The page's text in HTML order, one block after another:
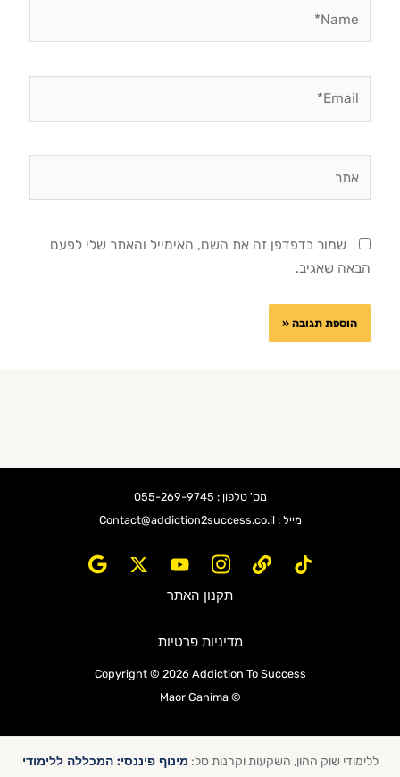
שמור בדפדפן זה את השם, האימייל והאתר שלי לפעם
הבאה שאגיב.
מס' טלפון : 055-269-9745
מייל : Contact@addiction2success.co.il
תקנון האתר
מדיניות פרטיות
Copyright © 2026 Addiction To Success
© Maor Ganima
ללימודי שוק ההון, השקעות וקרנות סל: מינוף פיננסי: המכללה ללימודי